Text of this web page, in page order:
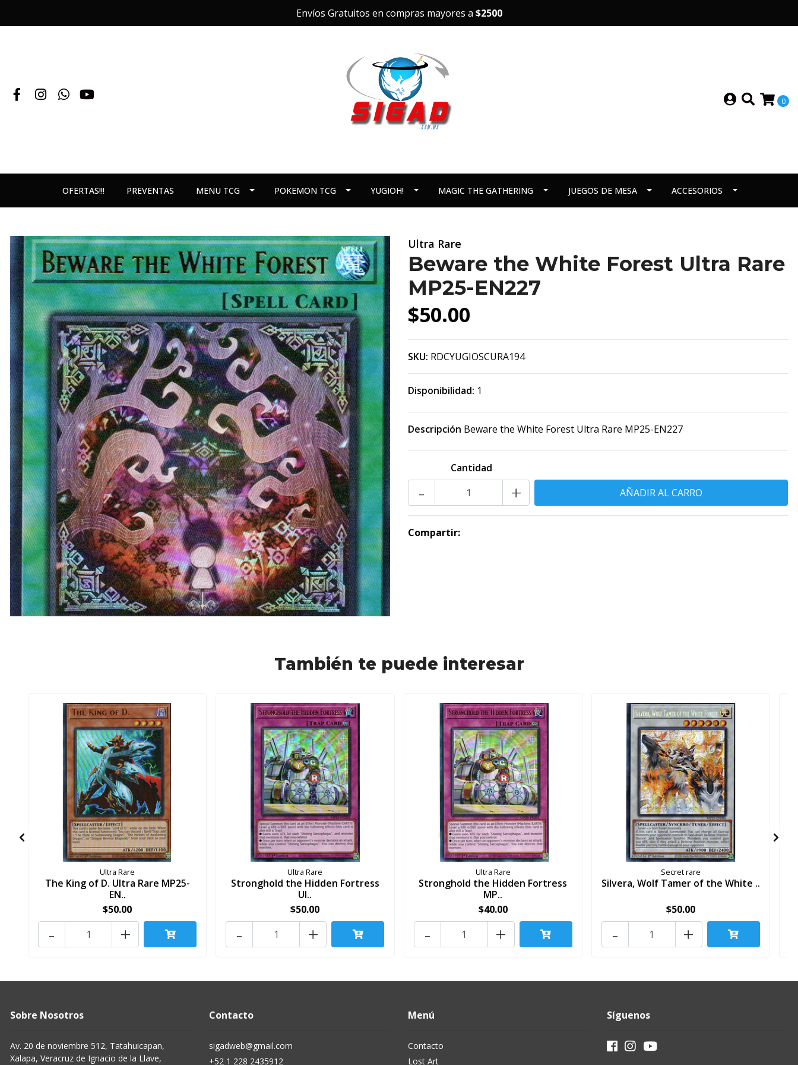
Envíos Gratuitos en compras mayores a $2500
0
OFERTAS!!! PREVENTAS MENU TCG POKEMON TCG YUGIOH! MAGIC THE GATHERING JUEGOS DE MESA ACCESORIOS
Ultra Rare
Beware the White Forest Ultra Rare
MP25-EN227
$50.00
SKU: RDCYUGIOSCURA194
Disponibilidad: 1
Descripción Beware the White Forest Ultra Rare MP25-EN227
Cantidad
+
-
Compartir:
También te puede interesar
Ultra Rare
The King of D. Ultra Rare MP25-
EN..
$50.00
+
-
Ultra Rare
Stronghold the Hidden Fortress
Ul..
$50.00
+
-
Ultra Rare
Stronghold the Hidden Fortress
MP..
$40.00
+
-
Secret rare
Silvera, Wolf Tamer of the White ..
$50.00
+
-
Sobre Nosotros
Av. 20 de noviembre 512, Tatahuicapan,
Xalapa, Veracruz de Ignacio de la Llave,
Contacto
sigadweb@gmail.com
+52 1 228 2435912
Menú
Contacto
Lost Art
Síguenos